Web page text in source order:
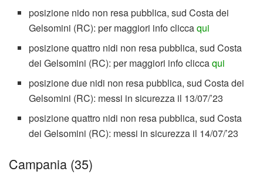
posizione nido non resa pubblica, sud Costa dei
Gelsomini (RC): per maggiori info cliccaqui
posizione quattro nidi non resa pubblica, sud Costa
dei Gelsomini (RC): per maggiori info cliccaqui
posizione due nidi non resa pubblica, sud Costa dei
Gelsomini (RC): messi in sicurezza il 13/07/’23
posizione quattro nidi non resa pubblica, sud Costa
dei Gelsomini (RC): messi in sicurezza il 14/07/’23
Campania (35)